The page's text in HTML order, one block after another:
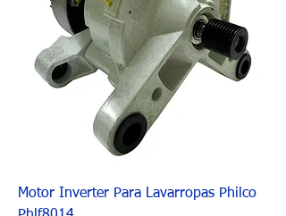
Motor Inverter Para Lavarropas Philco